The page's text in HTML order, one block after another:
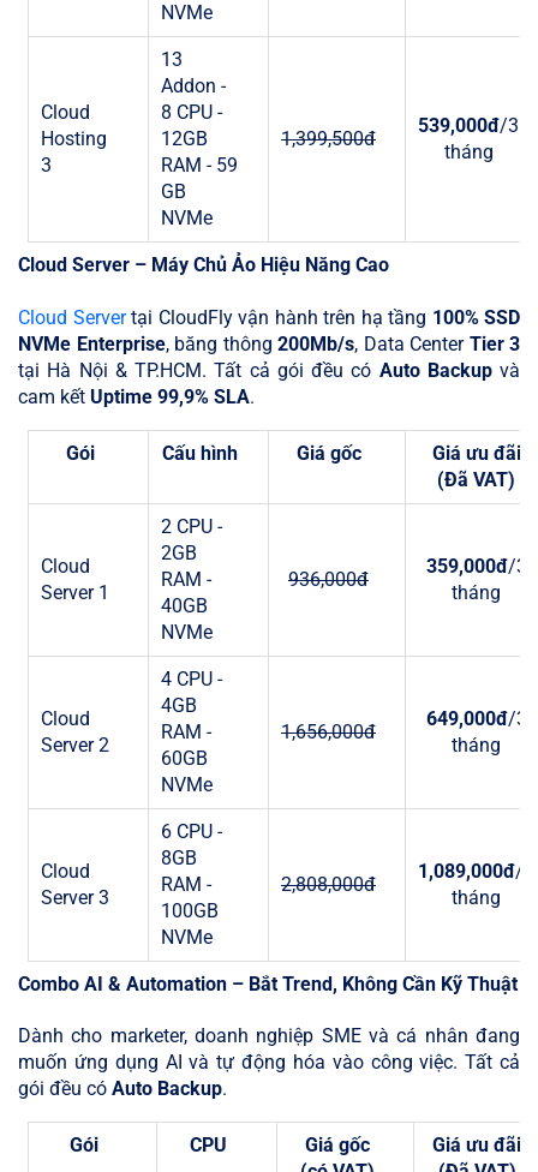
NVMe
Cloud
Hosting
3
13
Addon -
8 CPU -
12GB
RAM - 59
GB
NVMe
1,399,500đ
539,000đ/3
tháng
Cloud Server – Máy Chủ Ảo Hiệu Năng Cao
Cloud Servertại CloudFly vận hành trên hạ tầng 100% SSD
NVMe Enterprise, băng thông 200Mb/s, Data Center Tier 3
tại Hà Nội & TP.HCM. Tất cả gói đều có Auto Backupvà
cam kết Uptime 99,9% SLA.
Gói Cấu hình Giá gốc
Giá ưu đãi
(Đã VAT)
Cloud
Server 1
2 CPU -
2GB
RAM -
40GB
NVMe
936,000đ
359,000đ/3
tháng
Cloud
Server 2
4 CPU -
4GB
RAM -
60GB
NVMe
1,656,000đ
649,000đ/3
tháng
Cloud
Server 3
6 CPU -
8GB
RAM -
100GB
NVMe
2,808,000đ
1,089,000đ/3
tháng
Combo AI & Automation – Bắt Trend, Không Cần Kỹ Thuật
Dành cho marketer, doanh nghiệp SME và cá nhân đang
muốn ứng dụng AI và tự động hóa vào công việc. Tất cả
gói đều có Auto Backup.
Gói CPU
Giá gốc
Giá ưu đãi